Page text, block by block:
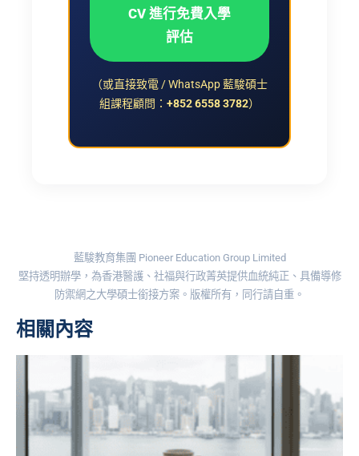
CV 進行免費入學
評估
（或直接致電 / WhatsApp 藍駿碩士
組課程顧問： +852 6558 3782）
藍駿教育集團 Pioneer Education Group Limited
堅持透明辦學，為香港醫護、社福與行政菁英提供血統純正、具備導修
防禦網之大學碩士銜接方案。版權所有，同行請自重。
相關內容